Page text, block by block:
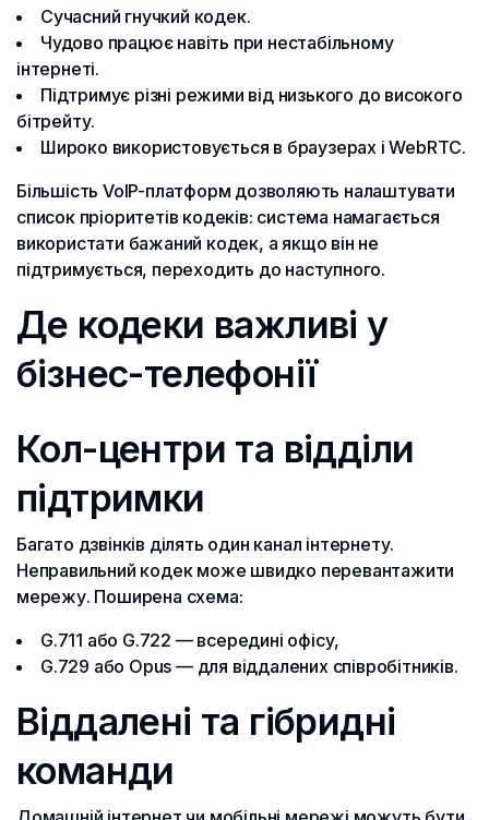
Сучасний гнучкий кодек.
Чудово працює навіть при нестабільному
інтернеті.
Підтримує різні режими від низького до високого
бітрейту.
Широко використовується в браузерах і WebRTC.
Більшість VoIP-платформ дозволяють налаштувати
список пріоритетів кодеків: система намагається
використати бажаний кодек, а якщо він не
підтримується, переходить до наступного.
Де кодеки важливі у
бізнес-телефонії
Кол-центри та відділи
підтримки
Багато дзвінків ділять один канал інтернету.
Неправильний кодек може швидко перевантажити
мережу. Поширена схема:
G.711 або G.722 — всередині офісу,
G.729 або Opus — для віддалених співробітників.
Віддалені та гібридні
команди